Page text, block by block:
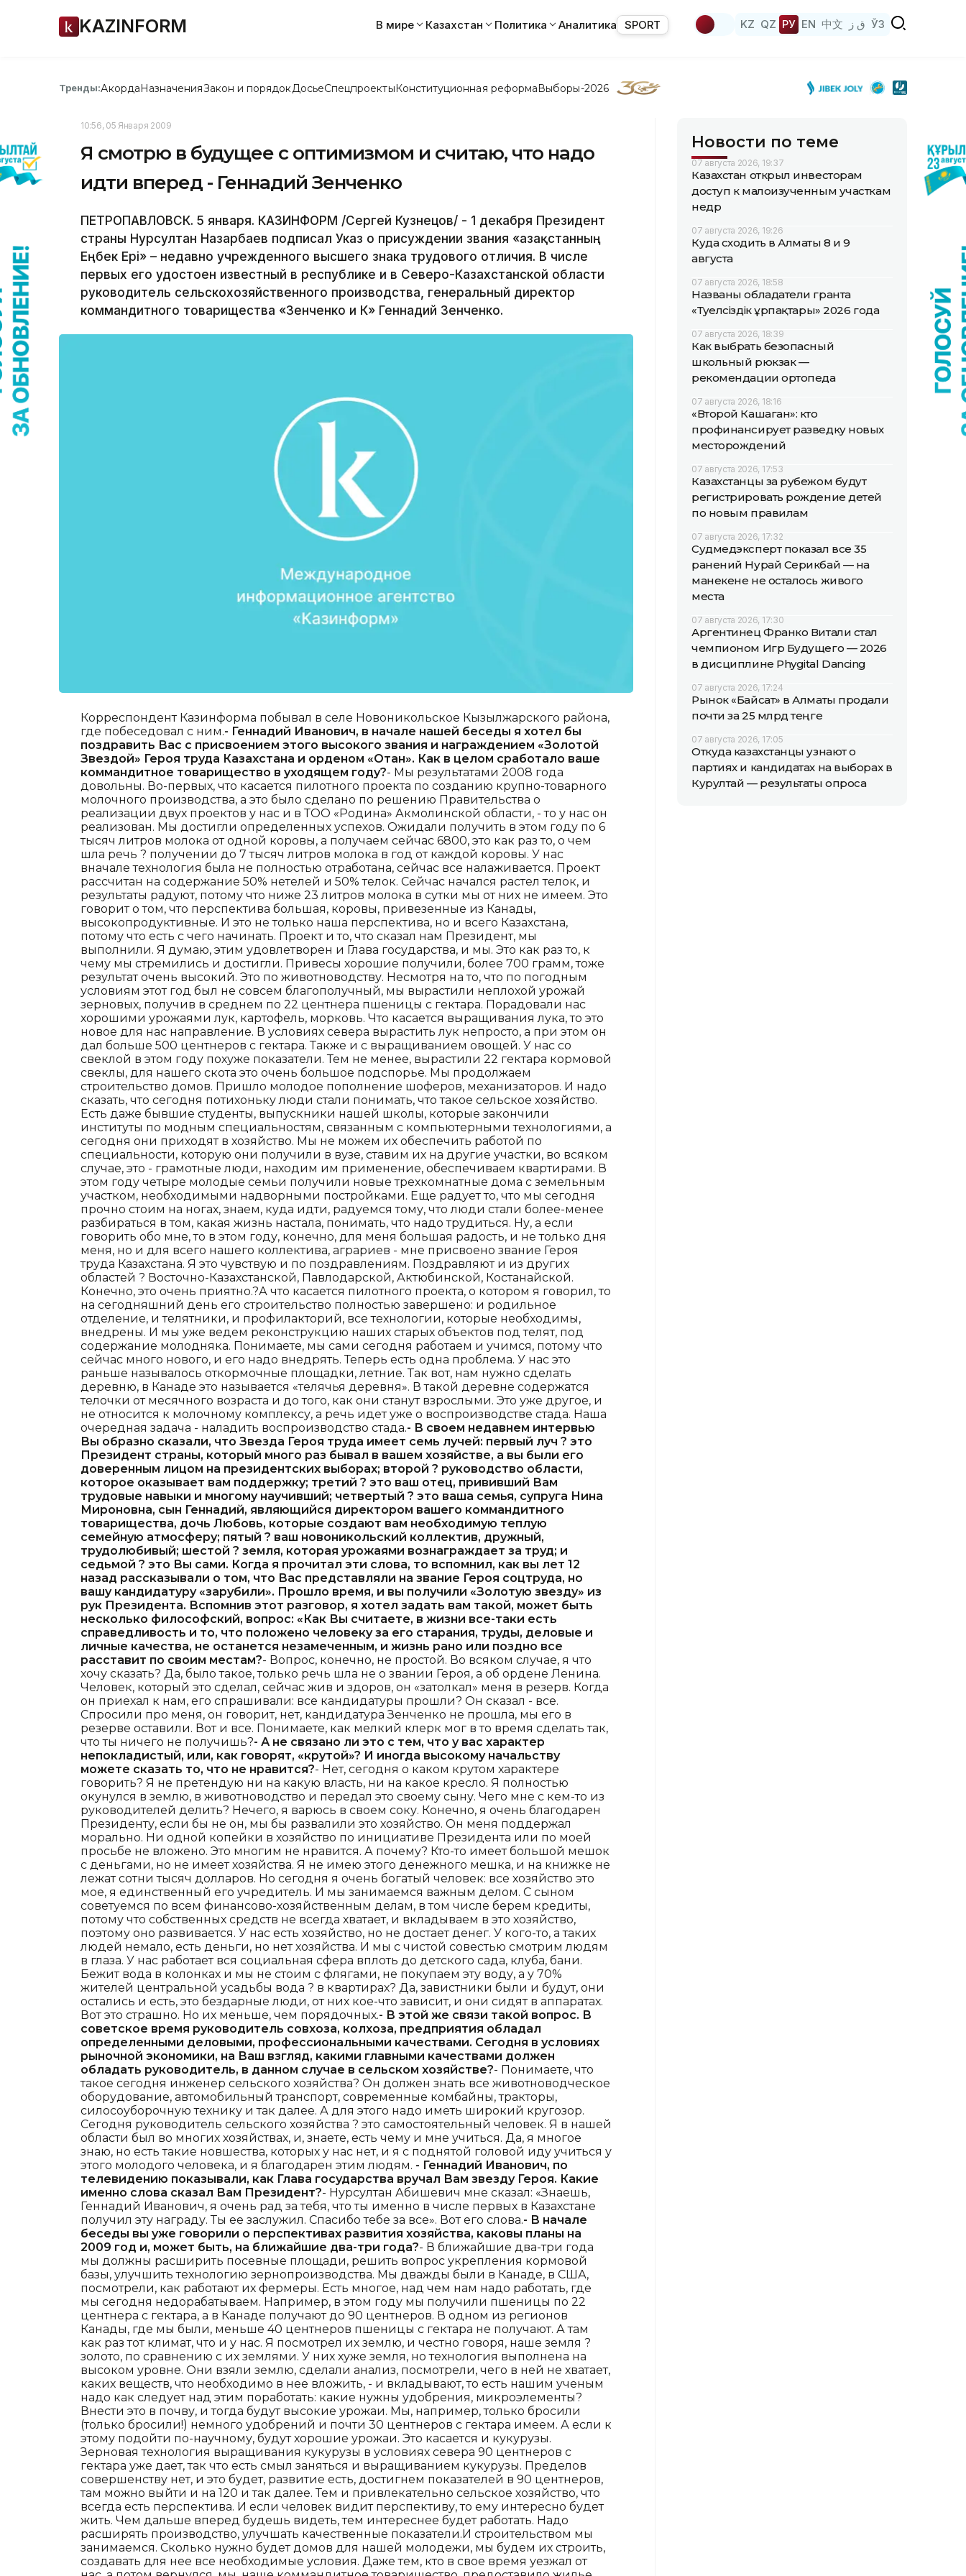
KAZINFORM В мире Казахстан Политика Аналитика SPORT KZ QZ РУ EN 中文 ق ز ЎЗ
Тренды:АкордаНазначенияЗакон и порядок ДосьеСпецпроектыКонституционная реформаВыборы-2026
10:56, 05 Января 2009
Я смотрю в будущее с оптимизмом и считаю, что надо
идти вперед - Геннадий Зенченко
ПЕТРОПАВЛОВСК. 5 января. КАЗИНФОРМ /Сергей Кузнецов/ - 1 декабря Президент
страны Нурсултан Назарбаев подписал Указ о присуждении звания «Қазақстанның
Еңбек Ерi» – недавно учрежденного высшего знака трудового отличия. В числе
первых его удостоен известный в республике и в Северо-Казахстанской области
руководитель сельскохозяйственного производства, генеральный директор
коммандитного товарищества «Зенченко и К» Геннадий Зенченко.
Корреспондент Казинформа побывал в селе Новоникольское Кызылжарского района,
где побеседовал с ним.- Геннадий Иванович, в начале нашей беседы я хотел бы
поздравить Вас с присвоением этого высокого звания и награждением «Золотой
Звездой» Героя труда Казахстана и орденом «Отан». Как в целом сработало ваше
коммандитное товарищество в уходящем году?- Мы результатами 2008 года
довольны. Во-первых, что касается пилотного проекта по созданию крупно-товарного
молочного производства, а это было сделано по решению Правительства о
реализации двух проектов у нас и в ТОО «Родина» Акмолинской области, - то у нас он
реализован. Мы достигли определенных успехов. Ожидали получить в этом году по 6
тысяч литров молока от одной коровы, а получаем сейчас 6800, это как раз то, о чем
шла речь ? получении до 7 тысяч литров молока в год от каждой коровы. У нас
вначале технология была не полностью отработана, сейчас все налаживается. Проект
рассчитан на содержание 50% нетелей и 50% телок. Сейчас начался растел телок, и
результаты радуют, потому что ниже 23 литров молока в сутки мы от них не имеем. Это
говорит о том, что перспектива большая, коровы, привезенные из Канады,
высокопродуктивные. И это не только наша перспектива, но и всего Казахстана,
потому что есть с чего начинать. Проект и то, что сказал нам Президент, мы
выполнили. Я думаю, этим удовлетворен и Глава государства, и мы. Это как раз то, к
чему мы стремились и достигли. Привесы хорошие получили, более 700 грамм, тоже
результат очень высокий. Это по животноводству. Несмотря на то, что по погодным
условиям этот год был не совсем благополучный, мы вырастили неплохой урожай
зерновых, получив в среднем по 22 центнера пшеницы с гектара. Порадовали нас
хорошими урожаями лук, картофель, морковь. Что касается выращивания лука, то это
новое для нас направление. В условиях севера вырастить лук непросто, а при этом он
дал больше 500 центнеров с гектара. Также и с выращиванием овощей. У нас со
свеклой в этом году похуже показатели. Тем не менее, вырастили 22 гектара кормовой
свеклы, для нашего скота это очень большое подспорье. Мы продолжаем
строительство домов. Пришло молодое пополнение шоферов, механизаторов. И надо
сказать, что сегодня потихоньку люди стали понимать, что такое сельское хозяйство.
Есть даже бывшие студенты, выпускники нашей школы, которые закончили
институты по модным специальностям, связанным с компьютерными технологиями, а
сегодня они приходят в хозяйство. Мы не можем их обеспечить работой по
специальности, которую они получили в вузе, ставим их на другие участки, во всяком
случае, это - грамотные люди, находим им применение, обеспечиваем квартирами. В
этом году четыре молодые семьи получили новые трехкомнатные дома с земельным
участком, необходимыми надворными постройками. Еще радует то, что мы сегодня
прочно стоим на ногах, знаем, куда идти, радуемся тому, что люди стали более-менее
разбираться в том, какая жизнь настала, понимать, что надо трудиться. Ну, а если
говорить обо мне, то в этом году, конечно, для меня большая радость, и не только дня
меня, но и для всего нашего коллектива, аграриев - мне присвоено звание Героя
труда Казахстана. Я это чувствую и по поздравлениям. Поздравляют и из других
областей ? Восточно-Казахстанской, Павлодарской, Актюбинской, Костанайской.
Конечно, это очень приятно.?А что касается пилотного проекта, о котором я говорил, то
на сегодняшний день его строительство полностью завершено: и родильное
отделение, и телятники, и профилакторий, все технологии, которые необходимы,
внедрены. И мы уже ведем реконструкцию наших старых объектов под телят, под
содержание молодняка. Понимаете, мы сами сегодня работаем и учимся, потому что
сейчас много нового, и его надо внедрять. Теперь есть одна проблема. У нас это
раньше называлось откормочные площадки, летние. Так вот, нам нужно сделать
деревню, в Канаде это называется «телячья деревня». В такой деревне содержатся
телочки от месячного возраста и до того, как они станут взрослыми. Это уже другое, и
не относится к молочному комплексу, а речь идет уже о воспроизводстве стада. Наша
очередная задача - наладить воспроизводство стада.- В своем недавнем интервью
Вы образно сказали, что Звезда Героя труда имеет семь лучей: первый луч ? это
Президент страны, который много раз бывал в вашем хозяйстве, а вы были его
доверенным лицом на президентских выборах; второй ? руководство области,
которое оказывает вам поддержку; третий ? это ваш отец, прививший Вам
трудовые навыки и многому научивший; четвертый ? это ваша семья, супруга Нина
Мироновна, сын Геннадий, являющийся директором вашего коммандитного
товарищества, дочь Любовь, которые создают вам необходимую теплую
семейную атмосферу; пятый ? ваш новоникольский коллектив, дружный,
трудолюбивый; шестой ? земля, которая урожаями вознаграждает за труд; и
седьмой ? это Вы сами. Когда я прочитал эти слова, то вспомнил, как вы лет 12
назад рассказывали о том, что Вас представляли на звание Героя соцтруда, но
вашу кандидатуру «зарубили». Прошло время, и вы получили «Золотую звезду» из
рук Президента. Вспомнив этот разговор, я хотел задать вам такой, может быть
несколько философский, вопрос: «Как Вы считаете, в жизни все-таки есть
справедливость и то, что положено человеку за его старания, труды, деловые и
личные качества, не останется незамеченным, и жизнь рано или поздно все
расставит по своим местам?- Вопрос, конечно, не простой. Во всяком случае, я что
хочу сказать? Да, было такое, только речь шла не о звании Героя, а об ордене Ленина.
Человек, который это сделал, сейчас жив и здоров, он «затолкал» меня в резерв. Когда
он приехал к нам, его спрашивали: все кандидатуры прошли? Он сказал - все.
Спросили про меня, он говорит, нет, кандидатура Зенченко не прошла, мы его в
резерве оставили. Вот и все. Понимаете, как мелкий клерк мог в то время сделать так,
что ты ничего не получишь?- А не связано ли это с тем, что у вас характер
непокладистый, или, как говорят, «крутой»? И иногда высокому начальству
можете сказать то, что не нравится?- Нет, сегодня о каком крутом характере
говорить? Я не претендую ни на какую власть, ни на какое кресло. Я полностью
окунулся в землю, в животноводство и передал это своему сыну. Чего мне с кем-то из
руководителей делить? Нечего, я варюсь в своем соку. Конечно, я очень благодарен
Президенту, если бы не он, мы бы развалили это хозяйство. Он меня поддержал
морально. Ни одной копейки в хозяйство по инициативе Президента или по моей
просьбе не вложено. Это многим не нравится. А почему? Кто-то имеет большой мешок
с деньгами, но не имеет хозяйства. Я не имею этого денежного мешка, и на книжке не
лежат сотни тысяч долларов. Но сегодня я очень богатый человек: все хозяйство это
мое, я единственный его учредитель. И мы занимаемся важным делом. С сыном
советуемся по всем финансово-хозяйственным делам, в том числе берем кредиты,
потому что собственных средств не всегда хватает, и вкладываем в это хозяйство,
поэтому оно развивается. У нас есть хозяйство, но не достает денег. У кого-то, а таких
людей немало, есть деньги, но нет хозяйства. И мы с чистой совестью смотрим людям
в глаза. У нас работает вся социальная сфера вплоть до детского сада, клуба, бани.
Бежит вода в колонках и мы не стоим с флягами, не покупаем эту воду, а у 70%
жителей центральной усадьбы вода ? в квартирах? Да, завистники были и будут, они
остались и есть, это бездарные люди, от них кое-что зависит, и они сидят в аппаратах.
Вот это страшно. Но их меньше, чем порядочных.- В этой же связи такой вопрос. В
советское время руководитель совхоза, колхоза, предприятия обладал
определенными деловыми, профессиональными качествами. Сегодня в условиях
рыночной экономики, на Ваш взгляд, какими главными качествами должен
обладать руководитель, в данном случае в сельском хозяйстве?- Понимаете, что
такое сегодня инженер сельского хозяйства? Он должен знать все животноводческое
оборудование, автомобильный транспорт, современные комбайны, тракторы,
силосоуборочную технику и так далее. А для этого надо иметь широкий кругозор.
Сегодня руководитель сельского хозяйства ? это самостоятельный человек. Я в нашей
области был во многих хозяйствах, и, знаете, есть чему и мне учиться. Да, я многое
знаю, но есть такие новшества, которых у нас нет, и я с поднятой головой иду учиться у
этого молодого человека, и я благодарен этим людям. - Геннадий Иванович, по
телевидению показывали, как Глава государства вручал Вам звезду Героя. Какие
именно слова сказал Вам Президент?- Нурсултан Абишевич мне сказал: «Знаешь,
Геннадий Иванович, я очень рад за тебя, что ты именно в числе первых в Казахстане
получил эту награду. Ты ее заслужил. Спасибо тебе за все». Вот его слова.- В начале
беседы вы уже говорили о перспективах развития хозяйства, каковы планы на
2009 год и, может быть, на ближайшие два-три года?- В ближайшие два-три года
мы должны расширить посевные площади, решить вопрос укрепления кормовой
базы, улучшить технологию зернопроизводства. Мы дважды были в Канаде, в США,
посмотрели, как работают их фермеры. Есть многое, над чем нам надо работать, где
мы сегодня недорабатываем. Например, в этом году мы получили пшеницы по 22
центнера с гектара, а в Канаде получают до 90 центнеров. В одном из регионов
Канады, где мы были, меньше 40 центнеров пшеницы с гектара не получают. А там
как раз тот климат, что и у нас. Я посмотрел их землю, и честно говоря, наше земля ?
золото, по сравнению с их землями. У них хуже земля, но технология выполнена на
высоком уровне. Они взяли землю, сделали анализ, посмотрели, чего в ней не хватает,
каких веществ, что необходимо в нее вложить, - и вкладывают, то есть нашим ученым
надо как следует над этим поработать: какие нужны удобрения, микроэлементы?
Внести это в почву, и тогда будут высокие урожаи. Мы, например, только бросили
(только бросили!) немного удобрений и почти 30 центнеров с гектара имеем. А если к
этому подойти по-научному, будут хорошие урожаи. Это касается и кукурузы.
Зерновая технология выращивания кукурузы в условиях севера 90 центнеров с
гектара уже дает, так что есть смыл заняться и выращиванием кукурузы. Пределов
совершенству нет, и это будет, развитие есть, достигнем показателей в 90 центнеров,
там можно выйти и на 120 и так далее. Тем и привлекательно сельское хозяйство, что
всегда есть перспектива. И если человек видит перспективу, то ему интересно будет
жить. Чем дальше вперед будешь видеть, тем интереснее будет работать. Надо
расширять производство, улучшать качественные показатели.И строительством мы
занимаемся. Сколько нужно будет домов для нашей молодежи, мы будем их строить,
создавать для нее все необходимые условия. Даже тем, кто в свое время уезжал от
Новости по теме
07 августа 2026, 19:37
Казахстан открыл инвесторам
доступ к малоизученным участкам
недр
07 августа 2026, 19:26
Куда сходить в Алматы 8 и 9
августа
07 августа 2026, 18:58
Названы обладатели гранта
«Тәуелсіздік ұрпақтары» 2026 года
07 августа 2026, 18:39
Как выбрать безопасный
школьный рюкзак —
рекомендации ортопеда
07 августа 2026, 18:16
«Второй Кашаган»: кто
профинансирует разведку новых
месторождений
07 августа 2026, 17:53
Казахстанцы за рубежом будут
регистрировать рождение детей
по новым правилам
07 августа 2026, 17:32
Судмедэксперт показал все 35
ранений Нурай Серикбай — на
манекене не осталось живого
места
07 августа 2026, 17:30
Аргентинец Франко Витали стал
чемпионом Игр Будущего — 2026
в дисциплине Phygital Dancing
07 августа 2026, 17:24
Рынок «Байсат» в Алматы продали
почти за 25 млрд теңге
07 августа 2026, 17:05
Откуда казахстанцы узнают о
партиях и кандидатах на выборах в
Курултай — результаты опроса